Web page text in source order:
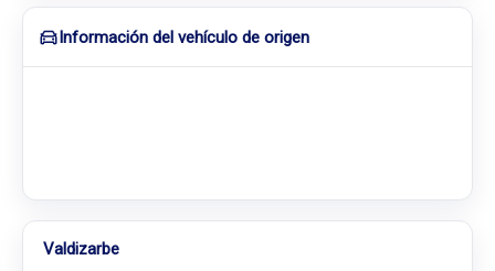
Información del vehículo de origen
Valdizarbe